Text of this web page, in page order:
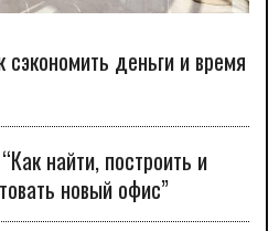
деньги и время
найти, построить и
новый офис”